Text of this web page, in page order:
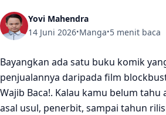
Yovi Mahendra
14 Juni 2026•Manga•5 menit baca
Bayangkan ada satu buku komik
penjualannya daripada film
Wajib Baca!. Kalau kamu belum
asal usul, penerbit, sampai tahun